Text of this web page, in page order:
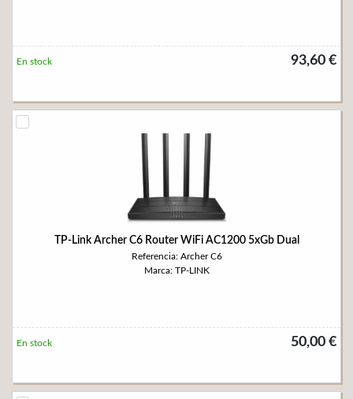
93,60 €
En stock
TP-Link Archer C6 Router WiFi AC1200 5xGb Dual
Referencia: Archer C6
Marca: TP-LINK
50,00 €
En stock